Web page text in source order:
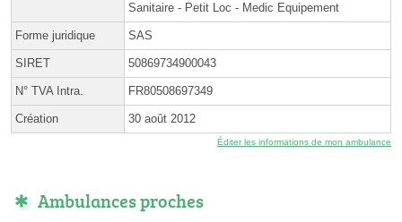
Sanitaire - Petit Loc - Medic Equipement
Forme juridique SAS
SIRET 50869734900043
N° TVA Intra. FR80508697349
Création 30 août 2012
Éditer les informations de mon ambulance
Ambulances proches